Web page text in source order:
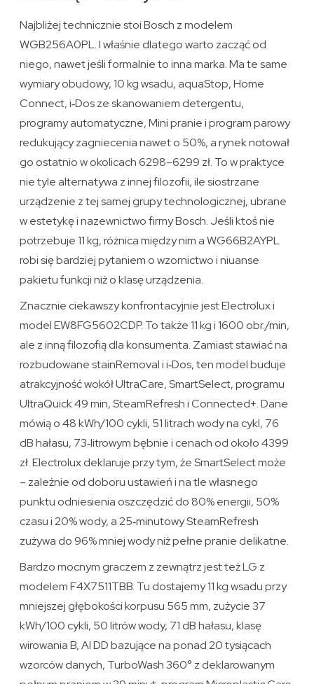
Najbliżej technicznie stoi Bosch z modelem
WGB256A0PL. I właśnie dlatego warto zacząć od
niego, nawet jeśli formalnie to inna marka. Ma te same
wymiary obudowy, 10 kg wsadu, aquaStop, Home
Connect, i‑Dos ze skanowaniem detergentu,
programy automatyczne, Mini pranie i program parowy
redukujący zagniecenia nawet o 50%, a rynek notował
go ostatnio w okolicach 6298–6299 zł. To w praktyce
nie tyle alternatywa z innej filozofii, ile siostrzane
urządzenie z tej samej grupy technologicznej, ubrane
w estetykę i nazewnictwo firmy Bosch. Jeśli ktoś nie
potrzebuje 11 kg, różnica między nim a WG66B2AYPL
robi się bardziej pytaniem o wzornictwo i niuanse
pakietu funkcji niż o klasę urządzenia.
Znacznie ciekawszy konfrontacyjnie jest Electrolux i
model EW8FG5602CDP. To także 11 kg i 1600 obr./min,
ale z inną filozofią dla konsumenta. Zamiast stawiać na
rozbudowane stainRemoval i i‑Dos, ten model buduje
atrakcyjność wokół UltraCare, SmartSelect, programu
UltraQuick 49 min, SteamRefresh i Connected+. Dane
mówią o 48 kWh/100 cykli, 51 litrach wody na cykl, 76
dB hałasu, 73‑litrowym bębnie i cenach od około 4399
zł. Electrolux deklaruje przy tym, że SmartSelect może
– zależnie od doboru ustawień i na tle własnego
punktu odniesienia oszczędzić do 80% energii, 50%
czasu i 20% wody, a 25‑minutowy SteamRefresh
zużywa do 96% mniej wody niż pełne pranie delikatne.
Bardzo mocnym graczem z zewnątrz jest też LG z
modelem F4X7511TBB. Tu dostajemy 11 kg wsadu przy
mniejszej głębokości korpusu 565 mm, zużycie 37
kWh/100 cykli, 50 litrów wody, 71 dB hałasu, klasę
wirowania B, AI DD bazujące na ponad 20 tysiącach
wzorców danych, TurboWash 360° z deklarowanym